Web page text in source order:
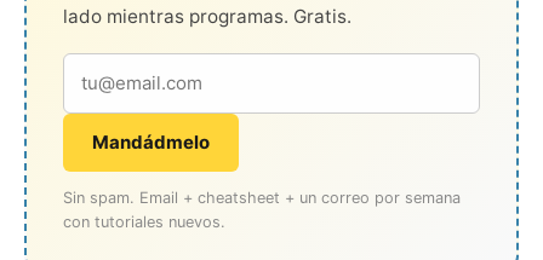
lado mientras programas. Gratis.
Mandádmelo
Sin spam. Email + cheatsheet + un correo por semana
con tutoriales nuevos.